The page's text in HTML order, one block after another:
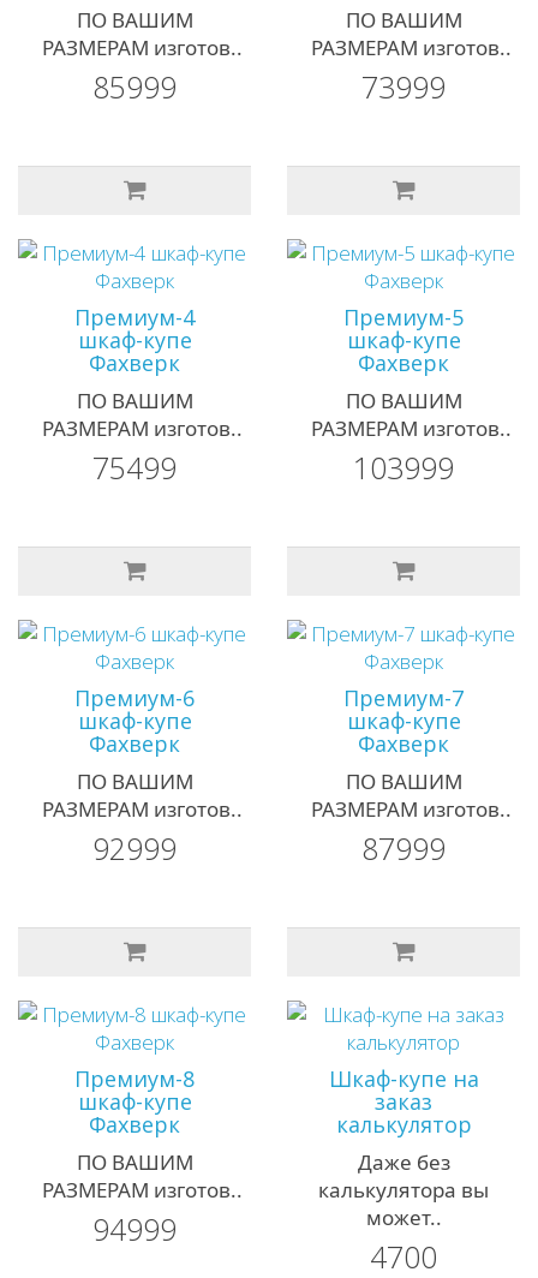
ПО ВАШИМ
РАЗМЕРАМ изготов..
85999
ПО ВАШИМ
РАЗМЕРАМ изготов..
73999
Премиум-4
шкаф-купе
Фахверк
ПО ВАШИМ
РАЗМЕРАМ изготов..
75499
Премиум-5
шкаф-купе
Фахверк
ПО ВАШИМ
РАЗМЕРАМ изготов..
103999
Премиум-6
шкаф-купе
Фахверк
ПО ВАШИМ
РАЗМЕРАМ изготов..
92999
Премиум-7
шкаф-купе
Фахверк
ПО ВАШИМ
РАЗМЕРАМ изготов..
87999
Премиум-8
шкаф-купе
Фахверк
ПО ВАШИМ
РАЗМЕРАМ изготов..
94999
Шкаф-купе на
заказ
калькулятор
Даже без
калькулятора вы
может..
4700